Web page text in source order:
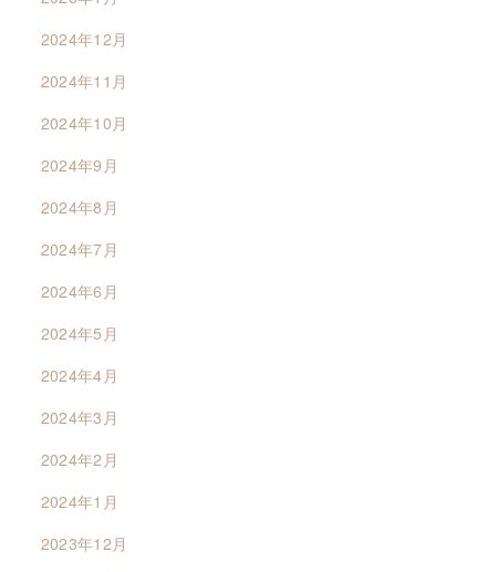
2024年12月
2024年11月
2024年10月
2024年9月
2024年8月
2024年7月
2024年6月
2024年5月
2024年4月
2024年3月
2024年2月
2024年1月
2023年12月